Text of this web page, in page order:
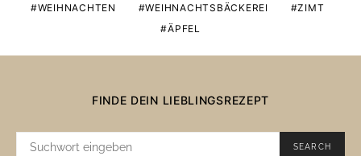
WEIHNACHTEN
WEIHNACHTSBÄCKEREI
ZIMT
ÄPFEL
FINDE DEIN LIEBLINGSREZEPT
SUCHE
SEARCH